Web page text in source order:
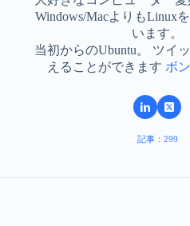
Windows/MacよりもLinux
います。
当初からのUbuntu。 ツイ
えることができます ボ
記事：299